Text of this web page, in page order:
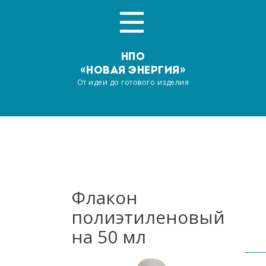
НПО
«НОВАЯ ЭНЕРГИЯ»
От идеи до готового изделия
Услуги
Производство
Наша продукция
Флакон
полиэтиленовый
на 50 мл